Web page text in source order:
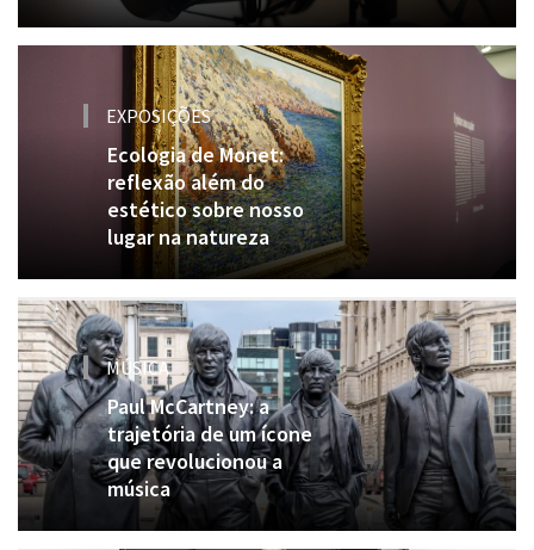
EXPOSIÇÕES
Ecologia de Monet:
reflexão além do
estético sobre nosso
lugar na natureza
MÚSICA
Paul McCartney: a
trajetória de um ícone
que revolucionou a
música